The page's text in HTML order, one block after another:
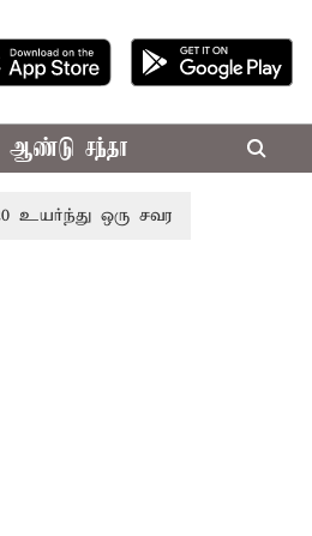
ஆண்டு சந்தா
ஒரு சவரன் ரூ.1,11,720க்கு